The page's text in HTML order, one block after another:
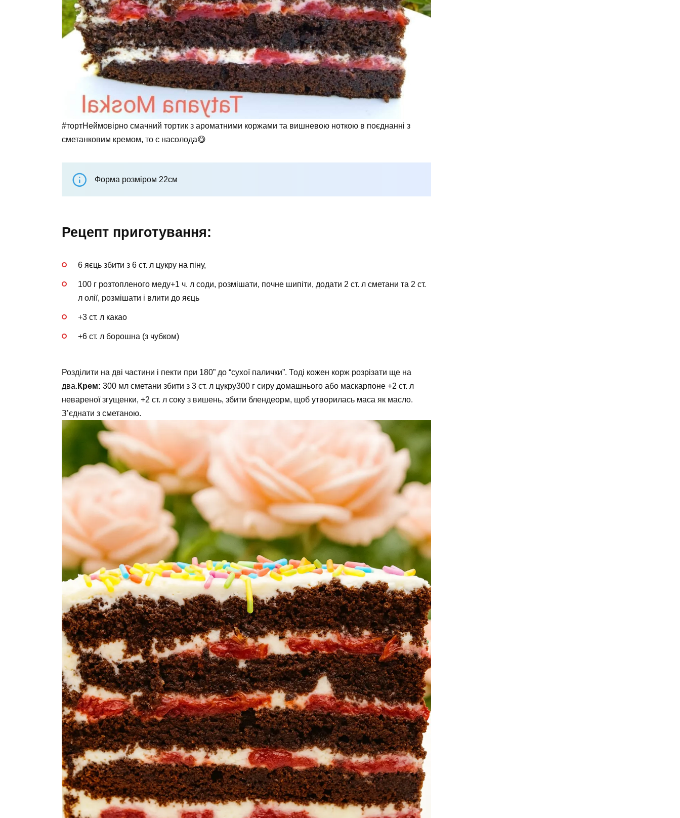
#тортНеймовірно смачний тортик з ароматними коржами та вишневою ноткою в поєднанні з
сметанковим кремом, то є насолода😋
Форма розміром 22см
Рецепт приготування:
6 яєць збити з 6 ст. л цукру на піну,
100 г розтопленого меду+1 ч. л соди, розмішати, почне шипіти, додати 2 ст. л сметани та 2 ст.
л олії, розмішати і влити до яєць
+3 ст. л какао
+6 ст. л борошна (з чубком)
Розділити на дві частини і пекти при 180” до “сухої палички”. Тоді кожен корж розрізати ще на
два. Крем: 300 мл сметани збити з 3 ст. л цукру300 г сиру домашнього або маскарпоне +2 ст. л
невареної згущенки, +2 ст. л соку з вишень, збити блендеорм, щоб утворилась маса як масло.
З’єднати з сметаною.